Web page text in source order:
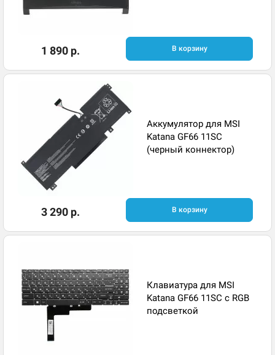
1 890 р. В корзину
Аккумулятор для MSI
Katana GF66 11SC
(черный коннектор)
3 290 р. В корзину
Клавиатура для MSI
Katana GF66 11SC с RGB
подсветкой